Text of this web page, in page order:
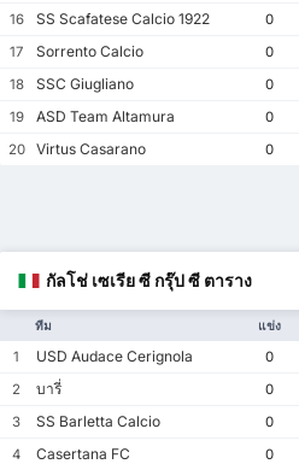
16
SS Scafatese Calcio 1922 0
17
Sorrento Calcio 0
18
SSC Giugliano 0
19
ASD Team Altamura 0
20
Virtus Casarano 0
กัลโช่ เซเรีย ซี กรุ๊ป ซี ตาราง
ทีม แข่ง
1 USD Audace Cerignola 0
2
บารี่ 0
3
SS Barletta Calcio 0
4
Casertana FC 0